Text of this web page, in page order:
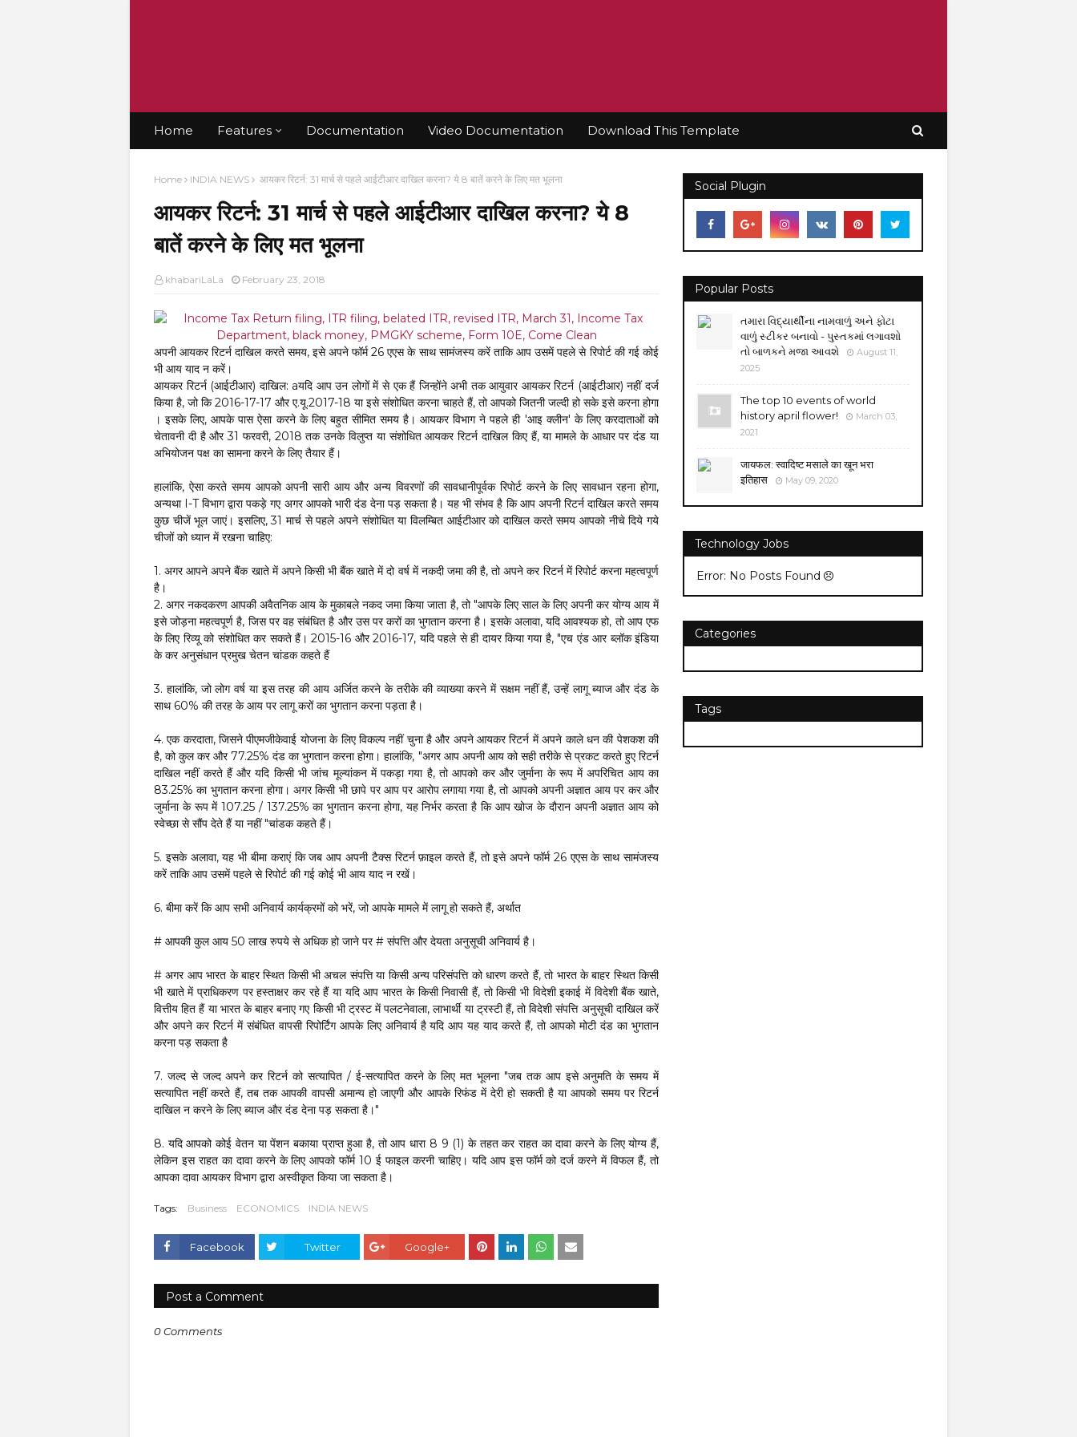
Home Features Documentation Video Documentation Download This Template
Home INDIA NEWS आयकर रिटर्न: 31 मार्च से पहले आईटीआर दाखिल करना? ये 8 बातें करने के लिए मत भूलना
आयकर रिटर्न: 31 मार्च से पहले आईटीआर दाखिल करना? ये 8
बातें करने के लिए मत भूलना
khabariLaLa February 23, 2018
अपनी आयकर रिटर्न दाखिल करते समय, इसे अपने फॉर्म 26 एएस के साथ सामंजस्य करें ताकि आप उसमें पहले से रिपोर्ट की गई कोई
भी आय याद न करें।
आयकर रिटर्न (आईटीआर) दाखिल: aयदि आप उन लोगों में से एक हैं जिन्होंने अभी तक आयुवार आयकर रिटर्न (आईटीआर) नहीं दर्ज
किया है, जो कि 2016-17-17 और ए.यू.2017-18 या इसे संशोधित करना चाहते हैं, तो आपको जितनी जल्दी हो सके इसे करना होगा
। इसके लिए, आपके पास ऐसा करने के लिए बहुत सीमित समय है। आयकर विभाग ने पहले ही 'आइ क्लीन' के लिए करदाताओं को
चेतावनी दी है और 31 फरवरी, 2018 तक उनके विलुप्त या संशोधित आयकर रिटर्न दाखिल किए हैं, या मामले के आधार पर दंड या
अभियोजन पक्ष का सामना करने के लिए तैयार हैं।
हालांकि, ऐसा करते समय आपको अपनी सारी आय और अन्य विवरणों की सावधानीपूर्वक रिपोर्ट करने के लिए सावधान रहना होगा,
अन्यथा I-T विभाग द्वारा पकड़े गए अगर आपको भारी दंड देना पड़ सकता है। यह भी संभव है कि आप अपनी रिटर्न दाखिल करते समय
कुछ चीजें भूल जाएं। इसलिए, 31 मार्च से पहले अपने संशोधित या विलम्बित आईटीआर को दाखिल करते समय आपको नीचे दिये गये
चीजों को ध्यान में रखना चाहिए:
1. अगर आपने अपने बैंक खाते में अपने किसी भी बैंक खाते में दो वर्ष में नकदी जमा की है, तो अपने कर रिटर्न में रिपोर्ट करना महत्वपूर्ण
है।
2. अगर नकदकरण आपकी अवैतनिक आय के मुकाबले नकद जमा किया जाता है, तो "आपके लिए साल के लिए अपनी कर योग्य आय में
इसे जोड़ना महत्वपूर्ण है, जिस पर वह संबंधित है और उस पर करों का भुगतान करना है। इसके अलावा, यदि आवश्यक हो, तो आप एफ
के लिए रिव्यू को संशोधित कर सकते हैं। 2015-16 और 2016-17, यदि पहले से ही दायर किया गया है, "एच एंड आर ब्लॉक इंडिया
के कर अनुसंधान प्रमुख चेतन चांडक कहते हैं
3. हालांकि, जो लोग वर्ष या इस तरह की आय अर्जित करने के तरीके की व्याख्या करने में सक्षम नहीं हैं, उन्हें लागू ब्याज और दंड के
साथ 60% की तरह के आय पर लागू करों का भुगतान करना पड़ता है।
4. एक करदाता, जिसने पीएमजीकेवाई योजना के लिए विकल्प नहीं चुना है और अपने आयकर रिटर्न में अपने काले धन की पेशकश की
है, को कुल कर और 77.25% दंड का भुगतान करना होगा। हालांकि, "अगर आप अपनी आय को सही तरीके से प्रकट करते हुए रिटर्न
दाखिल नहीं करते हैं और यदि किसी भी जांच मूल्यांकन में पकड़ा गया है, तो आपको कर और जुर्माना के रूप में अपरिचित आय का
83.25% का भुगतान करना होगा। अगर किसी भी छापे पर आप पर आरोप लगाया गया है, तो आपको अपनी अज्ञात आय पर कर और
जुर्माना के रूप में 107.25 / 137.25% का भुगतान करना होगा, यह निर्भर करता है कि आप खोज के दौरान अपनी अज्ञात आय को
स्वेच्छा से सौंप देते हैं या नहीं "चांडक कहते हैं।
5. इसके अलावा, यह भी बीमा कराएं कि जब आप अपनी टैक्स रिटर्न फ़ाइल करते हैं, तो इसे अपने फॉर्म 26 एएस के साथ सामंजस्य
करें ताकि आप उसमें पहले से रिपोर्ट की गई कोई भी आय याद न रखें।
6. बीमा करें कि आप सभी अनिवार्य कार्यक्रमों को भरें, जो आपके मामले में लागू हो सकते हैं, अर्थात
# आपकी कुल आय 50 लाख रुपये से अधिक हो जाने पर # संपत्ति और देयता अनुसूची अनिवार्य है।
# अगर आप भारत के बाहर स्थित किसी भी अचल संपत्ति या किसी अन्य परिसंपत्ति को धारण करते हैं, तो भारत के बाहर स्थित किसी
भी खाते में प्राधिकरण पर हस्ताक्षर कर रहे हैं या यदि आप भारत के किसी निवासी हैं, तो किसी भी विदेशी इकाई में विदेशी बैंक खाते,
वित्तीय हित हैं या भारत के बाहर बनाए गए किसी भी ट्रस्ट में पलटनेवाला, लाभार्थी या ट्रस्टी हैं, तो विदेशी संपत्ति अनुसूची दाखिल करें
और अपने कर रिटर्न में संबंधित वापसी रिपोर्टिंग आपके लिए अनिवार्य है यदि आप यह याद करते हैं, तो आपको मोटी दंड का भुगतान
करना पड़ सकता है
7. जल्द से जल्द अपने कर रिटर्न को सत्यापित / ई-सत्यापित करने के लिए मत भूलना "जब तक आप इसे अनुमति के समय में
सत्यापित नहीं करते हैं, तब तक आपकी वापसी अमान्य हो जाएगी और आपके रिफंड में देरी हो सकती है या आपको समय पर रिटर्न
दाखिल न करने के लिए ब्याज और दंड देना पड़ सकता है।"
8. यदि आपको कोई वेतन या पेंशन बकाया प्राप्त हुआ है, तो आप धारा 8 9 (1) के तहत कर राहत का दावा करने के लिए योग्य हैं,
लेकिन इस राहत का दावा करने के लिए आपको फॉर्म 10 ई फाइल करनी चाहिए। यदि आप इस फॉर्म को दर्ज करने में विफल हैं, तो
आपका दावा आयकर विभाग द्वारा अस्वीकृत किया जा सकता है।
Tags: Business ECONOMICS INDIA NEWS
Facebook Twitter Google+
Post a Comment
0 Comments
Social Plugin
Popular Posts
તમારા વિદ્યાર્થીના નામવાળું અને ફોટા
વાળું સ્ટીકર બનાવો - પુસ્તકમાં લગાવશો
તો બાળકને મજા આવશે
August 11,
2025
The top 10 events of world
history april flower!
March 03,
2021
जायफल: स्वादिष्ट मसाले का खून भरा
इतिहास
May 09, 2020
Technology Jobs
Error: No Posts Found
Categories
Tags